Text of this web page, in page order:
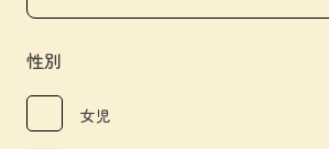
性別
女児